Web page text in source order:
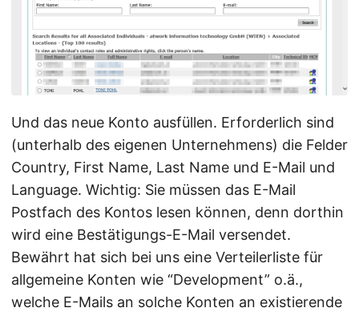
Und das neue Konto ausfüllen. Erforderlich sind
(unterhalb des eigenen Unternehmens) die Felder
Country, First Name, Last Name und E-Mail und
Language. Wichtig: Sie müssen das E-Mail
Postfach des Kontos lesen können, denn dorthin
wird eine Bestätigungs-E-Mail versendet.
Bewährt hat sich bei uns eine Verteilerliste für
allgemeine Konten wie “Development” o.ä.,
welche E-Mails an solche Konten an existierende